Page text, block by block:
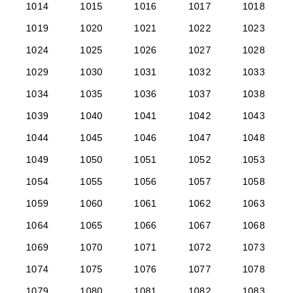
1014
1015 1016 1017
1018
1019
1020 1021 1022
1023
1024
1025 1026 1027
1028
1029
1030 1031 1032
1033
1034
1035 1036 1037
1038
1039
1040 1041 1042
1043
1044
1045 1046 1047
1048
1049
1050 1051 1052
1053
1054
1055 1056 1057
1058
1059
1060 1061 1062
1063
1064
1065 1066 1067
1068
1069
1070 1071 1072
1073
1074
1075 1076 1077
1078